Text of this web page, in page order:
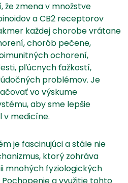
že zmena v množstve
a CB2 receptorov
každej chorobe vrátane
chorôb pečene,
ochorení,
pľúcnych ťažkostí,
problémov. Je
vo výskume
aby sme lepšie
v medicíne.
je fascinujúci a stále nie
ktorý zohráva
mnohých fyziologických